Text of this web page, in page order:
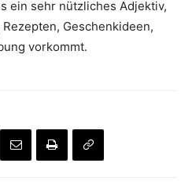
ein sehr nützliches Adjektiv,
Geschenkideen,
vorkommt.